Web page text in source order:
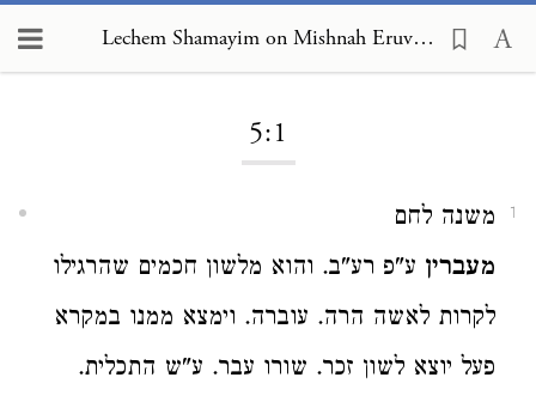
Lechem Shamayim on Mishnah Eruvin 5:1
5:1
1
משנה לחם
מעברין ע"פ רע"ב. והוא מלשון חכמים שהרגילו
לקרות לאשה הרה. עוברה. וימצא ממנו במקרא
פעל יוצא לשון זכר. שורו עבר. ע"ש התכלית.